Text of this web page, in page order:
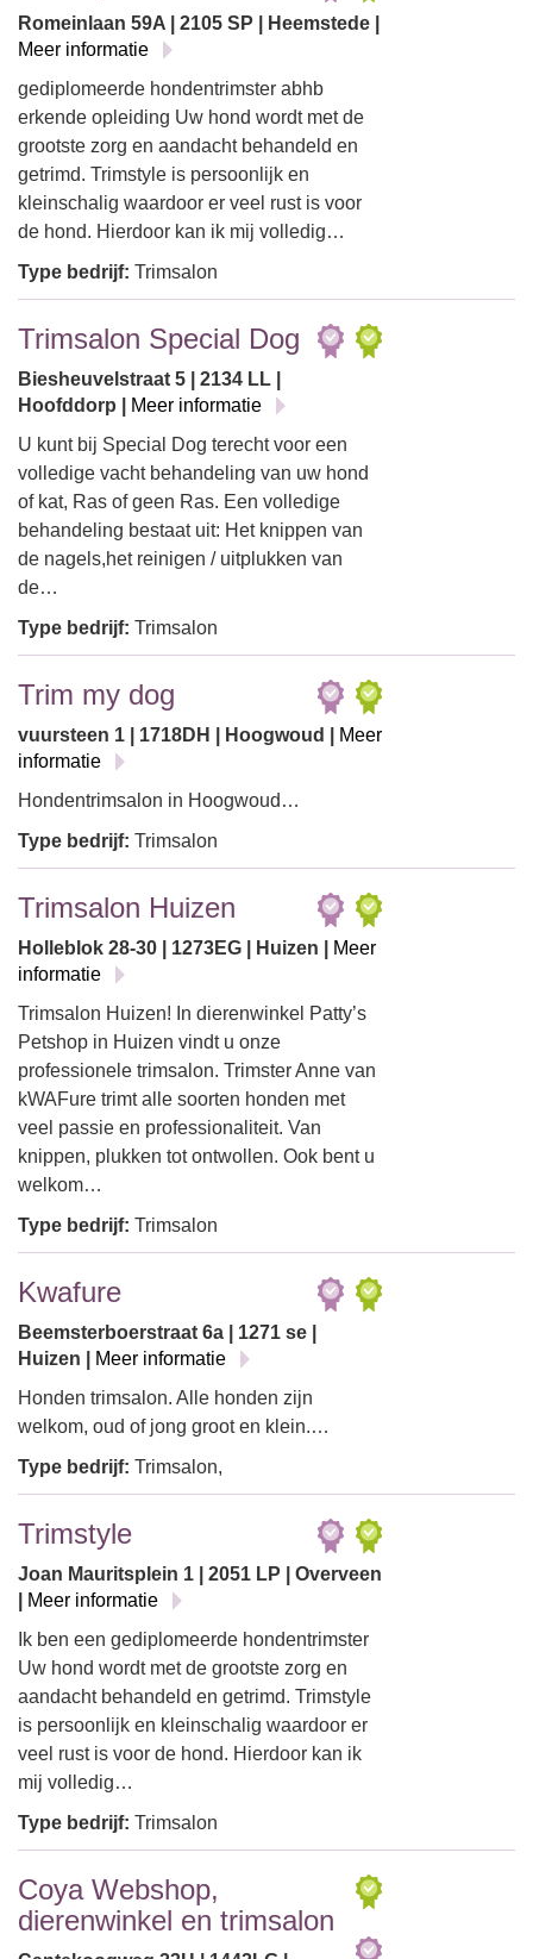
Romeinlaan 59A | 2105 SP | Heemstede |
Meer informatie
gediplomeerde hondentrimster abhb
erkende opleiding Uw hond wordt met de
grootste zorg en aandacht behandeld en
getrimd. Trimstyle is persoonlijk en
kleinschalig waardoor er veel rust is voor
de hond. Hierdoor kan ik mij volledig…
Type bedrijf: Trimsalon
Trimsalon Special Dog
Biesheuvelstraat 5 | 2134 LL |
Hoofddorp |
Meer informatie
U kunt bij Special Dog terecht voor een
volledige vacht behandeling van uw hond
of kat, Ras of geen Ras. Een volledige
behandeling bestaat uit: Het knippen van
de nagels,het reinigen / uitplukken van
de…
Type bedrijf: Trimsalon
Trim my dog
vuursteen 1 | 1718DH | Hoogwoud |
Meer
informatie
Hondentrimsalon in Hoogwoud…
Type bedrijf: Trimsalon
Trimsalon Huizen
Holleblok 28-30 | 1273EG | Huizen |
Meer
informatie
Trimsalon Huizen! In dierenwinkel Patty’s
Petshop in Huizen vindt u onze
professionele trimsalon. Trimster Anne van
kWAFure trimt alle soorten honden met
veel passie en professionaliteit. Van
knippen, plukken tot ontwollen. Ook bent u
welkom…
Type bedrijf: Trimsalon
Kwafure
Beemsterboerstraat 6a | 1271 se |
Huizen |
Meer informatie
Honden trimsalon. Alle honden zijn
welkom, oud of jong groot en klein.…
Type bedrijf: Trimsalon,
Trimstyle
Joan Mauritsplein 1 | 2051 LP | Overveen
Meer informatie
Ik ben een gediplomeerde hondentrimster
Uw hond wordt met de grootste zorg en
aandacht behandeld en getrimd. Trimstyle
is persoonlijk en kleinschalig waardoor er
veel rust is voor de hond. Hierdoor kan ik
mij volledig…
Type bedrijf: Trimsalon
Coya Webshop,
dierenwinkel en trimsalon